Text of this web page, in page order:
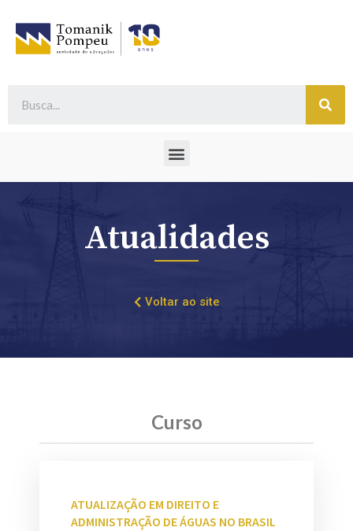
Atualidades
Voltar ao site
Curso
ATUALIZAÇÃO EM DIREITO E
ADMINISTRAÇÃO DE ÁGUAS NO BRASIL